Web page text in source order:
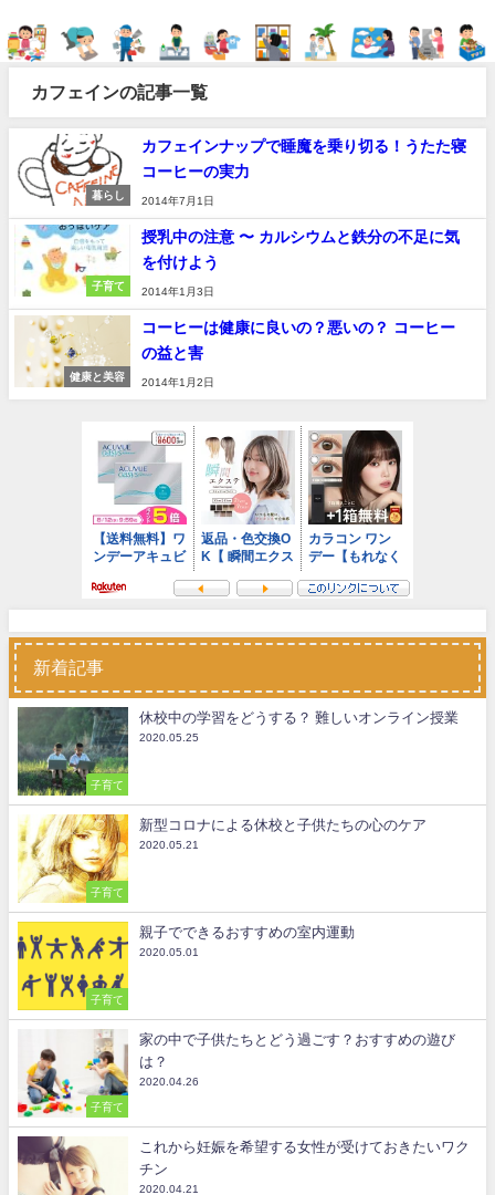
カフェインの記事一覧
暮らし
カフェインナップで睡魔を乗り切る！うたた寝
コーヒーの実力
2014年7月1日
子育て
授乳中の注意 〜 カルシウムと鉄分の不足に気
を付けよう
2014年1月3日
健康と美容
コーヒーは健康に良いの？悪いの？ コーヒー
の益と害
2014年1月2日
新着記事
子育て
休校中の学習をどうする？ 難しいオンライン授業
2020.05.25
子育て
新型コロナによる休校と子供たちの心のケア
2020.05.21
子育て
親子でできるおすすめの室内運動
2020.05.01
子育て
家の中で子供たちとどう過ごす？おすすめの遊び
は？
2020.04.26
これから妊娠を希望する女性が受けておきたいワク
チン
2020.04.21